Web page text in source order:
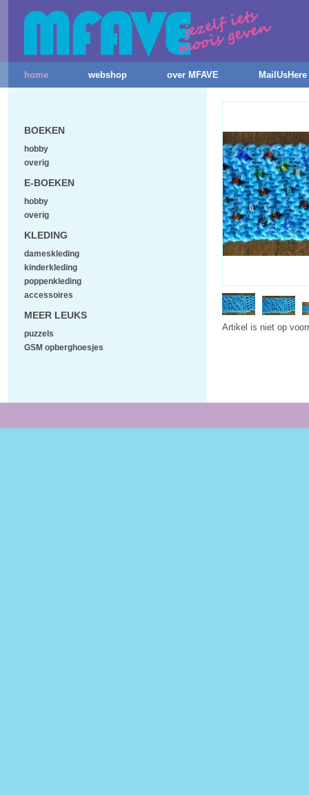
home webshop over MFAVE MailUsHere
Artikel is niet op
BOEKEN
hobby
overig
E-BOEKEN
hobby
overig
KLEDING
dameskleding
kinderkleding
poppenkleding
accessoires
MEER LEUKS
puzzels
GSM opberghoesjes